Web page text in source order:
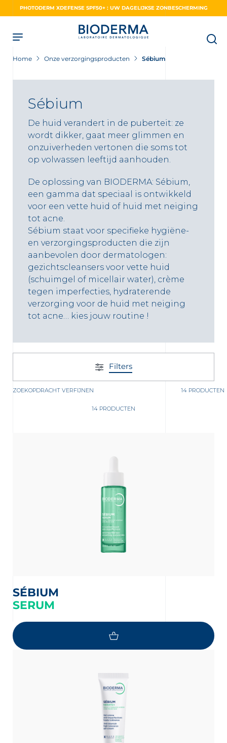
PHOTODERM XDEFENSE SPF50+ : UW DAGELIJKSE ZONBESCHERMING
newsletters en informatie over
producten te ontvangen per
de bescherming van jouw persoonlijke
FR NL
Home Onze verzorgingsproducten Sébium
Sébium
De huid verandert in de puberteit: ze
wordt dikker, gaat meer glimmen en
onzuiverheden vertonen die soms tot
op volwassen leeftijd aanhouden.
De oplossing van BIODERMA: Sébium,
een gamma dat speciaal is ontwikkeld
voor een vette huid of huid met neiging
tot acne.
Sébium staat voor specifieke hygiëne-
en verzorgingsproducten die zijn
aanbevolen door dermatologen:
gezichtscleansers voor vette huid
(schuimgel of micellair water), crème
tegen imperfecties, hydraterende
verzorging voor de huid met neiging
tot acne… kies jouw routine !
Filters
ZOEKOPDRACHT VERFIJNEN 14 PRODUCTEN
14 PRODUCTEN
SÉBIUM
SERUM